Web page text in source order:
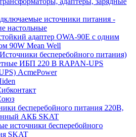
источники питания -
настольные
адаптер OWA-90E с одним
90W Mean Well
бесперебойного питания)
ИБП 220 В RAPAN-UPS
AcmePower
бесперебойного питания 220В,
АКБ SKAT
источники бесперебойного
SKAT